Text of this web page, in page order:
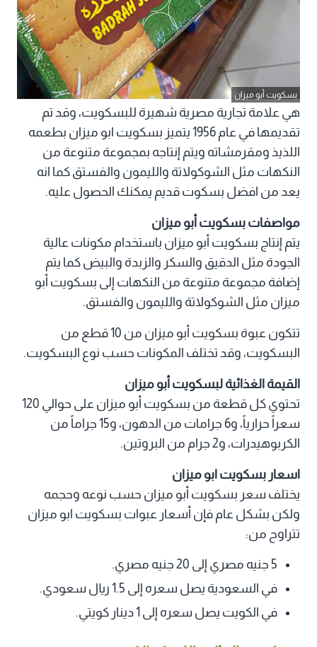
بسكويت أبو ميزان
هي علامة تجارية مصرية شهيرة للبسكويت، وقد تم
تقديمها في عام 1956 يتميز بسكويت ابو ميزان بطعمه
اللذيذ ومقرمشاته ويتم إنتاجه بمجموعة متنوعة من
النكهات مثل الشوكولاتة والليمون والفستق كما انه
يعد من افضل بسكوت قديم يمكنك الحصول عليه.
مواصفات بسكويت أبو ميزان
يتم إنتاج بسكويت أبو ميزان باستخدام مكونات عالية
الجودة مثل الدقيق والسكر والزبدة والبيض كما يتم
إضافة مجموعة متنوعة من النكهات إلى بسكويت أبو
ميزان مثل الشوكولاتة والليمون والفستق.
تتكون عبوة بسكويت أبو ميزان من 10 قطع من
البسكويت، وقد تختلف المكونات حسب نوع البسكويت.
القيمة الغذائية لبسكويت أبو ميزان
تحتوي كل قطعة من بسكويت أبو ميزان على حوالي 120
سعراً حرارياً، و6 جرامات من الدهون، و15 جراماً من
الكربوهيدرات، و2 جرام من البروتين.
اسعار بسكويت ابو ميزان
يختلف سعر بسكويت أبو ميزان حسب نوعه وحجمه
ولكن بشكل عام فإن أسعار عبوات بسكويت ابو ميزان
تتراوح من:
5 جنيه مصري إلى 20 جنيه مصري.
في السعودية يصل سعره إلى 1.5 ريال سعودي.
في الكويت يصل سعره إلى 1 دينار كويتي.